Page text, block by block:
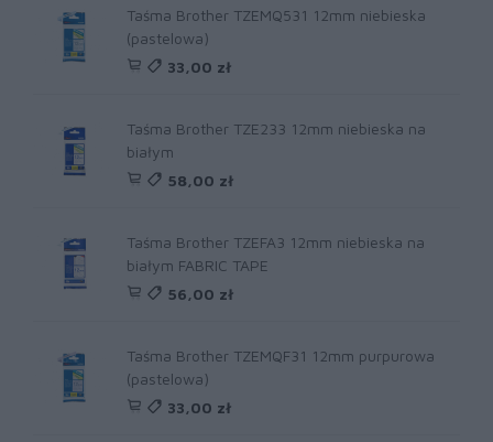
Taśma Brother TZEMQ531 12mm niebieska
(pastelowa)
33,00 zł
Taśma Brother TZE233 12mm niebieska na
białym
58,00 zł
Taśma Brother TZEFA3 12mm niebieska na
białym FABRIC TAPE
56,00 zł
Taśma Brother TZEMQF31 12mm purpurowa
(pastelowa)
33,00 zł